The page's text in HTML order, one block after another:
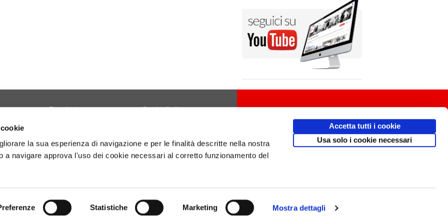
la sua esperienza di navigazione e per le finalità descritte nella nostra
a navigare approva l'uso dei cookie necessari al corretto funzionamento del
Statistiche Marketing Mostra dettagli
Accetta tutti i cookie
Usa solo i cookie necessari
Tecnologia
Diario di Viaggio
Attività
Borghi d'Italia
Copertina
01160141006.
Design communication.it/ Mobile friendly